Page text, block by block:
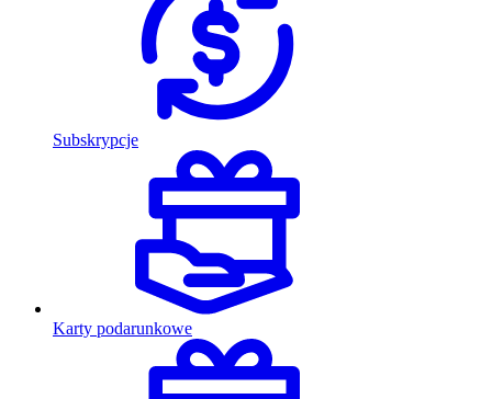
Subskrypcje
Karty podarunkowe